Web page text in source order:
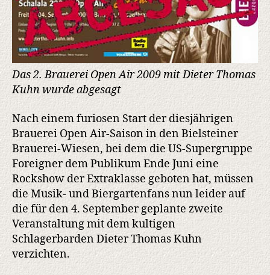
Das 2. Brauerei Open Air 2009 mit Dieter Thomas
Kuhn wurde abgesagt
Nach einem furiosen Start der diesjährigen
Brauerei Open Air-Saison in den Bielsteiner
Brauerei-Wiesen, bei dem die US-Supergruppe
Foreigner dem Publikum Ende Juni eine
Rockshow der Extraklasse geboten hat, müssen
die Musik- und Biergartenfans nun leider auf
die für den 4. September geplante zweite
Veranstaltung mit dem kultigen
Schlagerbarden Dieter Thomas Kuhn
verzichten.